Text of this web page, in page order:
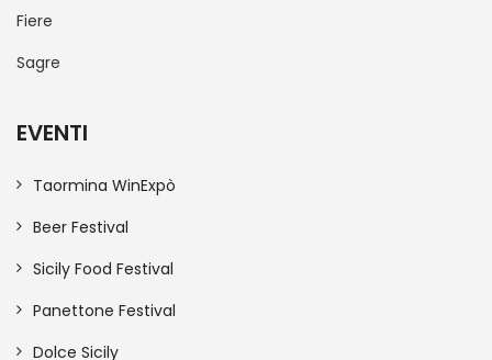
Fiere
Sagre
EVENTI
Taormina WinExpò
Beer Festival
Sicily Food Festival
Panettone Festival
Dolce Sicily